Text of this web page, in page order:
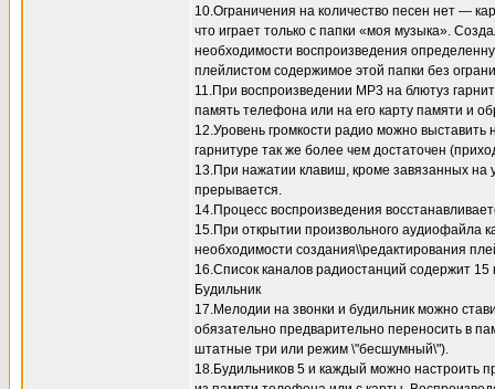
10.Ограничения на количество песен нет —
что играет только с папки «моя музыка».
необходимости воспроизведения
плейлистом содержимое этой папки без
11.При воспроизведении MP3 на блютуз
память телефона или на его карту памяти и
12.Уровень громкости радио можно
гарнитуре так же более чем достаточен
13.При нажатии клавиш, кроме завязанных на
прерывается.
14.Процесс воспроизведения
15.При открытии произвольного аудиофайла
необходимости создания\\редактирования
16.Список каналов радиостанций содержит
Будильник
17.Мелодии на звонки и будильник можно
обязательно предварительно переносить в
штатные три или режим \"бесшумный\").
18.Будильников 5 и каждый можно настроить